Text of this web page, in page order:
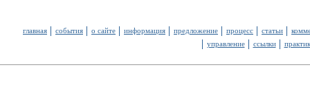
главная события о сайте информация предложение процесс статьи
управление
ссылки